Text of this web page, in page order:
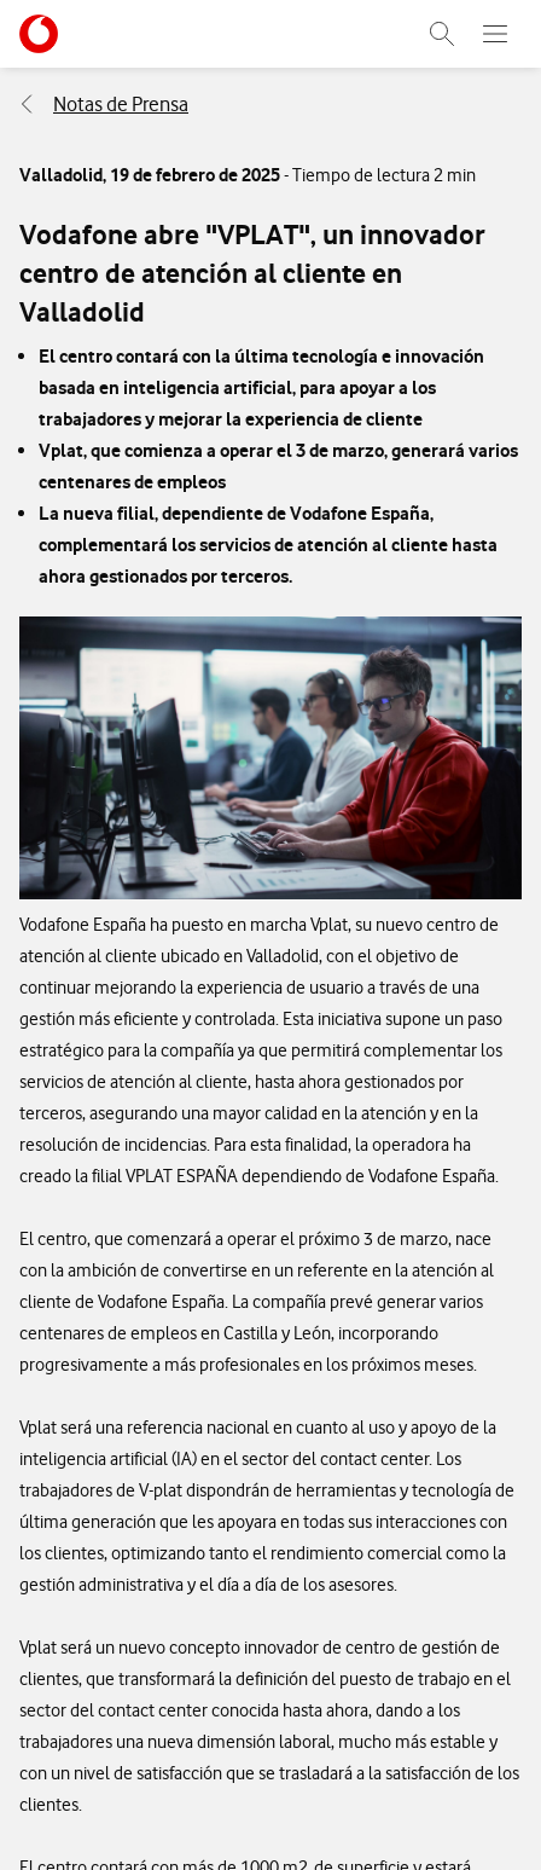
Ir a la pagina principal de vodafone.es
Abrir
Menu
Abre
Notas de Prensa
Valladolid, 19 de febrero de 2025- Tiempo de lectura 2 min
Vodafone abre "VPLAT", un innovador
centro de atención al cliente en
Valladolid
El centro contará con la última tecnología e innovación
basada en inteligencia artificial, para apoyar a los
trabajadores y mejorar la experiencia de cliente
Vplat, que comienza a operar el 3 de marzo, generará varios
centenares de empleos
La nueva filial, dependiente de Vodafone España,
complementará los servicios de atención al cliente hasta
ahora gestionados por terceros.
Vodafone España ha puesto en marcha Vplat, su nuevo centro de
atención al cliente ubicado en Valladolid, con el objetivo de
continuar mejorando la experiencia de usuario a través de una
gestión más eficiente y controlada. Esta iniciativa supone un paso
estratégico para la compañía ya que permitirá complementar los
servicios de atención al cliente, hasta ahora gestionados por
terceros, asegurando una mayor calidad en la atención y en la
resolución de incidencias. Para esta finalidad, la operadora ha
creado la filial VPLAT ESPAÑA dependiendo de Vodafone España.
El centro, que comenzará a operar el próximo 3 de marzo, nace
con la ambición de convertirse en un referente en la atención al
cliente de Vodafone España. La compañía prevé generar varios
centenares de empleos en Castilla y León, incorporando
progresivamente a más profesionales en los próximos meses.
Vplat será una referencia nacional en cuanto al uso y apoyo de la
inteligencia artificial (IA) en el sector del contact center. Los
trabajadores de V-plat dispondrán de herramientas y tecnología de
última generación que les apoyara en todas sus interacciones con
los clientes, optimizando tanto el rendimiento comercial como la
gestión administrativa y el día a día de los asesores.
Vplat será un nuevo concepto innovador de centro de gestión de
clientes, que transformará la definición del puesto de trabajo en el
sector del contact center conocida hasta ahora, dando a los
trabajadores una nueva dimensión laboral, mucho más estable y
con un nivel de satisfacción que se trasladará a la satisfacción de los
clientes.